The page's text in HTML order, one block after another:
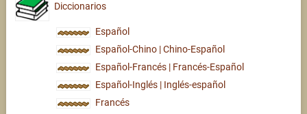
Diccionarios
Español
Español-Chino | Chino-Español
Español-Francés | Francés-Español
Español-Inglés | Inglés-español
Francés